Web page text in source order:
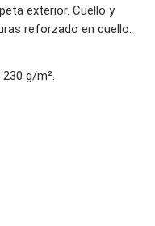
exterior. Cuello y
reforzado en cuello.
g/m².